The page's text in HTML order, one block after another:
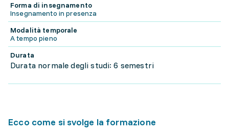
Forma di insegnamento
Insegnamento in presenza
Modalità temporale
A tempo pieno
Durata
Durata normale degli studi: 6 semestri
Ecco come si svolge la formazione